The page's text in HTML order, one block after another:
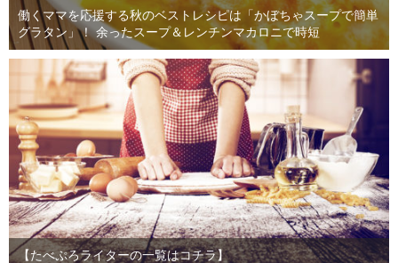
働くママを応援する秋のベストレシピは「かぼちゃスープで簡単
グラタン」！ 余ったスープ＆レンチンマカロニで時短
【たべぷろライターの一覧はコチラ】